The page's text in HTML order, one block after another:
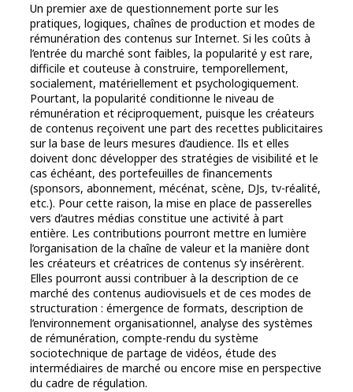
Un premier axe de questionnement porte sur les
pratiques, logiques, chaînes de production et modes de
rémunération des contenus sur Internet. Si les coûts à
l’entrée du marché sont faibles, la popularité y est rare,
difficile et couteuse à construire, temporellement,
socialement, matériellement et psychologiquement.
Pourtant, la popularité conditionne le niveau de
rémunération et réciproquement, puisque les créateurs
de contenus reçoivent une part des recettes publicitaires
sur la base de leurs mesures d’audience. Ils et elles
doivent donc développer des stratégies de visibilité et le
cas échéant, des portefeuilles de financements
(sponsors, abonnement, mécénat, scène, DJs, tv-réalité,
etc.). Pour cette raison, la mise en place de passerelles
vers d’autres médias constitue une activité à part
entière. Les contributions pourront mettre en lumière
l’organisation de la chaîne de valeur et la manière dont
les créateurs et créatrices de contenus s’y insérèrent.
Elles pourront aussi contribuer à la description de ce
marché des contenus audiovisuels et de ces modes de
structuration : émergence de formats, description de
l’environnement organisationnel, analyse des systèmes
de rémunération, compte-rendu du système
sociotechnique de partage de vidéos, étude des
intermédiaires de marché ou encore mise en perspective
du cadre de régulation.